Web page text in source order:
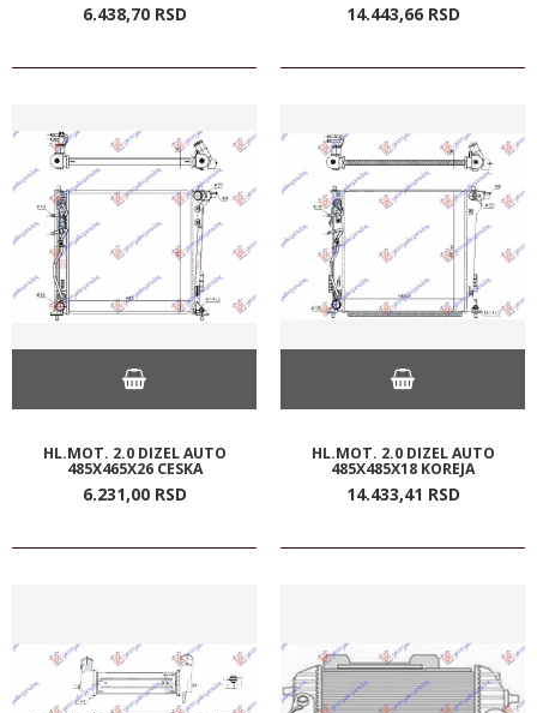
6.438,70 RSD 14.443,66 RSD
HL.MOT. 2.0 DIZEL AUTO
485X465X26 CESKA
6.231,00 RSD
HL.MOT. 2.0 DIZEL AUTO
485X485X18 KOREJA
14.433,41 RSD